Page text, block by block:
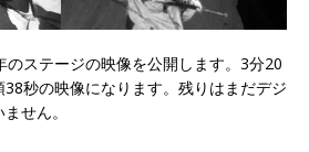
ステージの映像を公開します。3分20
秒の映像になります。残りはまだデジ
せん。